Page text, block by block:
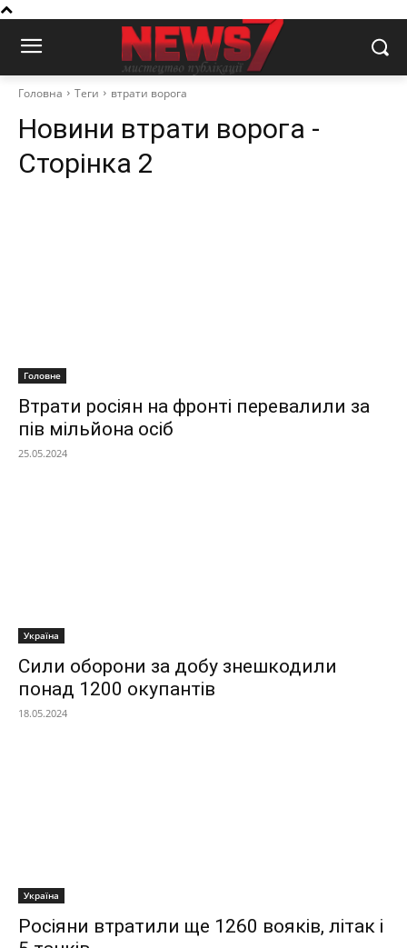
Головна Теги втрати ворога
Новини втрати ворога -
Сторінка 2
Головне
Втрати росіян на фронті перевалили за
пів мільйона осіб
25.05.2024
Україна
Сили оборони за добу знешкодили
понад 1200 окупантів
18.05.2024
Україна
Росіяни втратили ще 1260 вояків, літак і